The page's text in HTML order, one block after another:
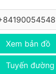
Xem bản đồ
Tuyến đường